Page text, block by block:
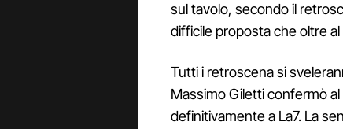
sul tavolo, secondo il
difficile proposta che oltre
Tutti i retroscena si
Massimo Giletti confermò
definitivamente a La7. La